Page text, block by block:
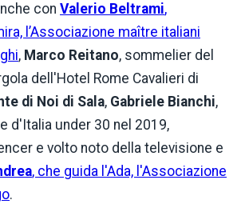
con Valerio Beltrami,
l’Associazione maître italiani
, Marco Reitano, sommelier del
dell'Hotel Rome Cavalieri di
di Noi di Sala, Gabriele Bianchi,
d'Italia under 30 nel 2019,
e volto noto della televisione e
, che guida l'Ada, l'Associazione
.